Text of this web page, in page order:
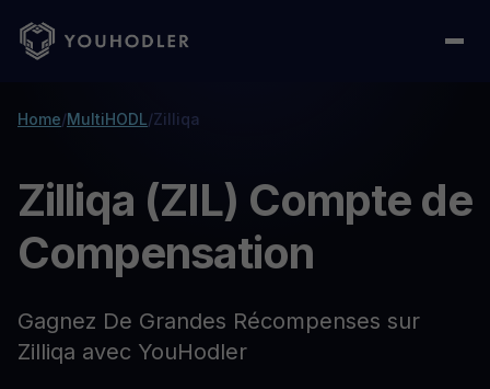
Home/MultiHODL/Zilliqa
Zilliqa (ZIL) Compte de
Compensation
Gagnez De Grandes Récompenses sur
Zilliqa avec YouHodler